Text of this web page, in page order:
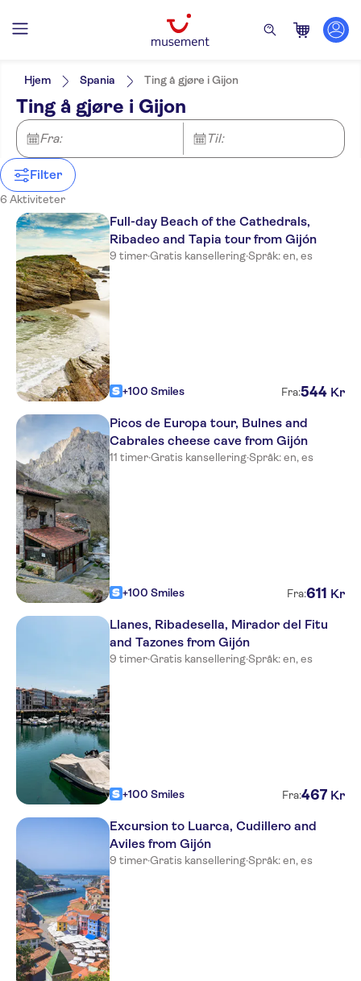
Filters
NO-PICKUP
Alternativer
Øyeblikkelig bekreftelse
Guidet rundtur
Elektronisk billett
Inngangsbilletter inkludert
Skip the line
Lokalt særpreg
Rullestolvennlig
Fast track
Utflukter og dagsturer
Billetter og arrangementer
Dyreparker og akvarier
Aktivitetsspråk
Hjem Spania Ting å gjøre i Gijon
Ting å gjøre i Gijon
Fra: Til:
Filter
6 Aktiviteter
Full-day Beach of the Cathedrals,
Ribadeo and Tapia tour from Gijón
9 timer·Gratis kansellering·Språk: en, es
+100 Smiles Fra:544 Kr
Picos de Europa tour, Bulnes and
Cabrales cheese cave from Gijón
11 timer·Gratis kansellering·Språk: en, es
+100 Smiles Fra:611 Kr
Llanes, Ribadesella, Mirador del Fitu
and Tazones from Gijón
9 timer·Gratis kansellering·Språk: en, es
+100 Smiles Fra:467 Kr
Excursion to Luarca, Cudillero and
Aviles from Gijón
9 timer·Gratis kansellering·Språk: en, es